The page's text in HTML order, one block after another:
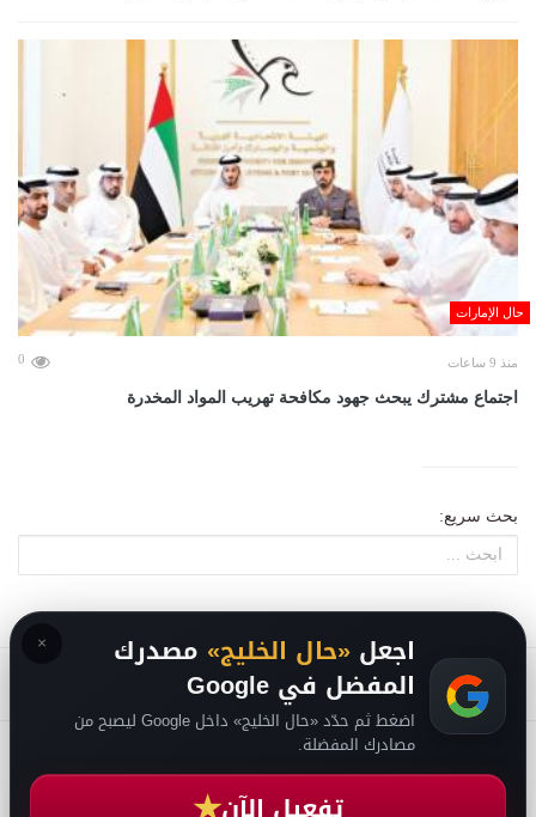
حال الإمارات
منذ 9 ساعات 0
اجتماع مشترك يبحث جهود مكافحة تهريب المواد المخدرة
بحث سريع:
سياسة الخصوصية-حقوق الملكية الفكرية DMCA
فريق التحرير
× اجعل «حال الخليج» مصدرك
المفضل في Google
اضغط ثم حدّد «حال الخليج» داخل Google ليصبح من
مصادرك المفضلة.